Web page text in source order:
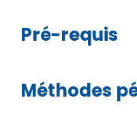
Pré-requis
Méthodes